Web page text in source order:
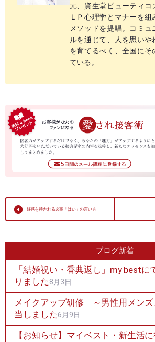
元、資生堂ビューティコ
ＬＰ心理学とマナーを
メソッドを提唱。コミ
ルを通じて、人を思いや
を育てるべく、全国にそ
ている。
好感を持たれる返事「はい」の言い方
ブログ新着
「結婚祝い・香典返し」my bestに
りました8月3日
メイクアップ研修 ～男性用メンズ
当しました6月9日
【お知らせ】マイベスト・新生活